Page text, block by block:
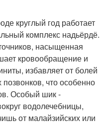
круглый год работает
комплекс надьёрдё.
насыщенная
кровообращение и
избавляет от болей
что особенно
Особый шик -
водолечебницы,
от малайзийских или